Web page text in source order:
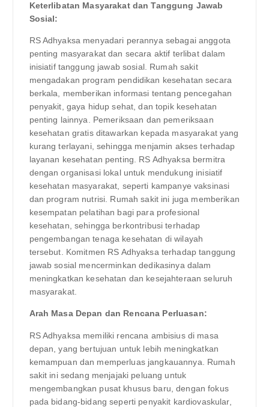
Keterlibatan Masyarakat dan Tanggung Jawab
Sosial:
RS Adhyaksa menyadari perannya sebagai anggota
penting masyarakat dan secara aktif terlibat dalam
inisiatif tanggung jawab sosial. Rumah sakit
mengadakan program pendidikan kesehatan secara
berkala, memberikan informasi tentang pencegahan
penyakit, gaya hidup sehat, dan topik kesehatan
penting lainnya. Pemeriksaan dan pemeriksaan
kesehatan gratis ditawarkan kepada masyarakat yang
kurang terlayani, sehingga menjamin akses terhadap
layanan kesehatan penting. RS Adhyaksa bermitra
dengan organisasi lokal untuk mendukung inisiatif
kesehatan masyarakat, seperti kampanye vaksinasi
dan program nutrisi. Rumah sakit ini juga memberikan
kesempatan pelatihan bagi para profesional
kesehatan, sehingga berkontribusi terhadap
pengembangan tenaga kesehatan di wilayah
tersebut. Komitmen RS Adhyaksa terhadap tanggung
jawab sosial mencerminkan dedikasinya dalam
meningkatkan kesehatan dan kesejahteraan seluruh
masyarakat.
Arah Masa Depan dan Rencana Perluasan:
RS Adhyaksa memiliki rencana ambisius di masa
depan, yang bertujuan untuk lebih meningkatkan
kemampuan dan memperluas jangkauannya. Rumah
sakit ini sedang menjajaki peluang untuk
mengembangkan pusat khusus baru, dengan fokus
pada bidang-bidang seperti penyakit kardiovaskular,